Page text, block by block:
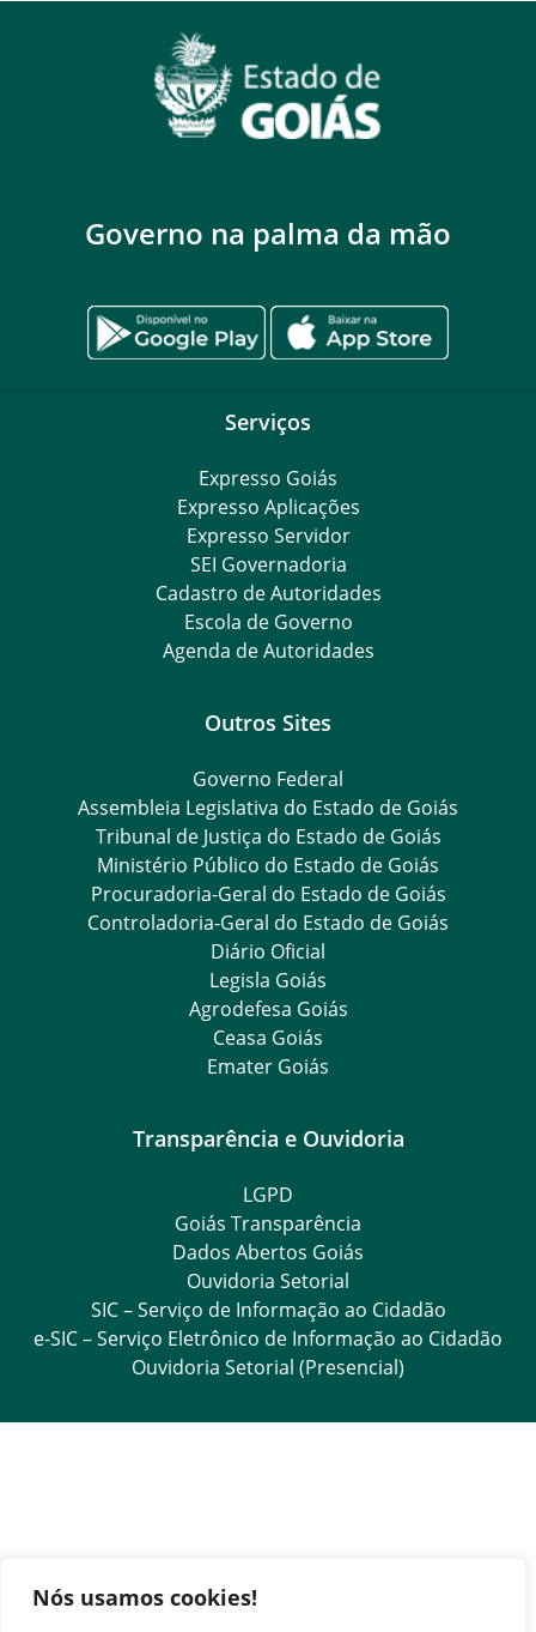
Nós usamos cookies!
Governo na palma da mão
Serviços
Expresso Goiás
Expresso Aplicações
Expresso Servidor
SEI Governadoria
Cadastro de Autoridades
Escola de Governo
Agenda de Autoridades
Outros Sites
Governo Federal
Assembleia Legislativa do Estado de Goiás
Tribunal de Justiça do Estado de Goiás
Ministério Público do Estado de Goiás
Procuradoria-Geral do Estado de Goiás
Controladoria-Geral do Estado de Goiás
Diário Oficial
Legisla Goiás
Agrodefesa Goiás
Ceasa Goiás
Emater Goiás
Transparência e Ouvidoria
LGPD
Goiás Transparência
Dados Abertos Goiás
Ouvidoria Setorial
SIC – Serviço de Informação ao Cidadão
e-SIC – Serviço Eletrônico de Informação ao Cidadão
Ouvidoria Setorial (Presencial)